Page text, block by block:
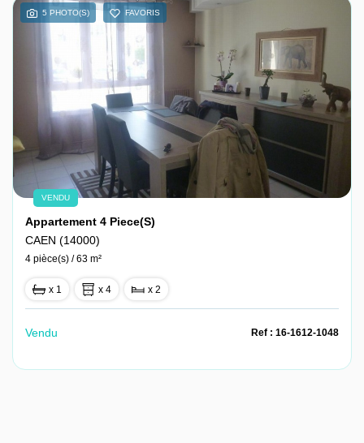
5 PHOTO(S) FAVORIS
VENDU
Appartement 4 Piece(s)
CAEN (14000)
4 pièce(s) / 63 m²
x 1 x 4 x 2
Vendu Ref : 16-1612-1048